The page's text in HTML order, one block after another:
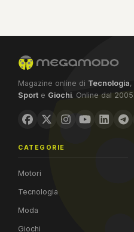
Magazine online di Tecnologia,
Sport e Giochi. Online dal 2005.
CATEGORIE
Motori
Tecnologia
Moda
Giochi